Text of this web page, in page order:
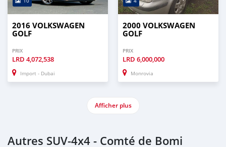
2016 VOLKSWAGEN
GOLF
PRIX
LRD 4,072,538
Import - Dubai
2000 VOLKSWAGEN
GOLF
PRIX
LRD 6,000,000
Monrovia
Afficher plus
Autres SUV‒4x4 - Comté de Bomi